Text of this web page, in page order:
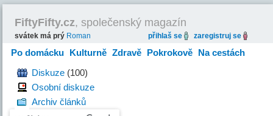
FiftyFifty.cz, společenský magazín
svátek má prý Roman přihlaš se zaregistruj se
Po domácku Kulturně Zdravě Pokrokově Na cestách
HravěDiskuze (100)
Osobní diskuze
Archiv článků